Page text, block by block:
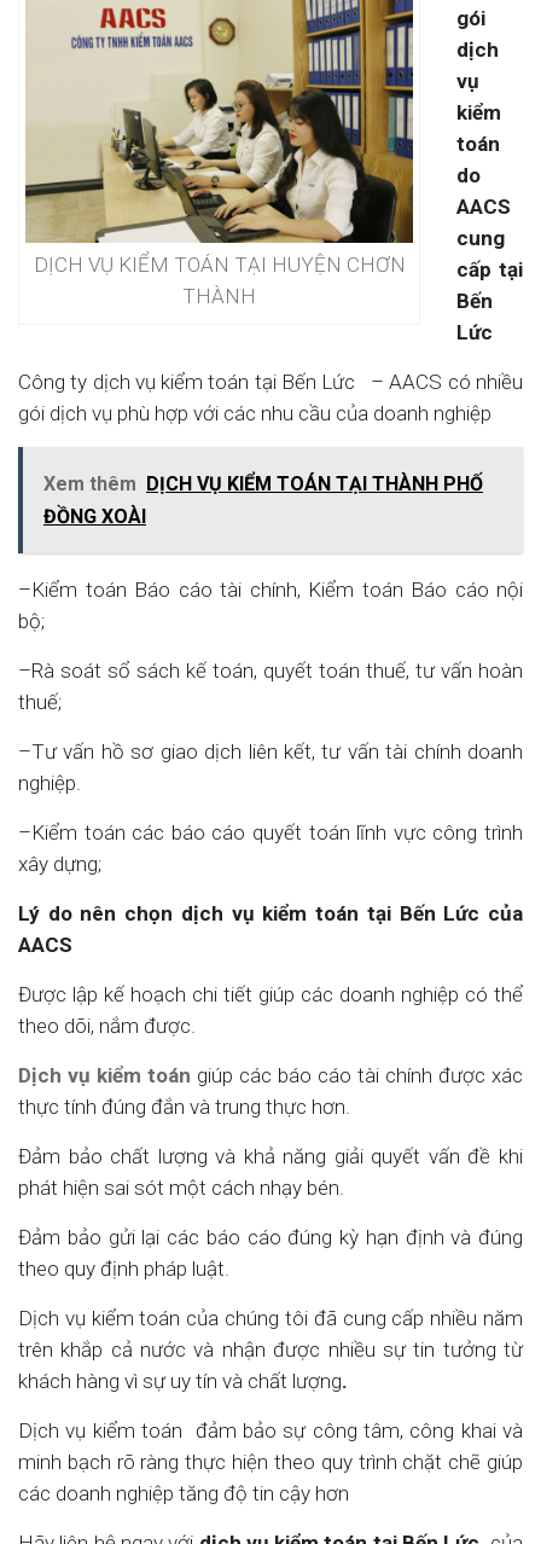
DỊCH VỤ KIỂM TOÁN TẠI HUYỆN CHƠN
THÀNH
gói
dịch
vụ
kiểm
toán
do
AACS
cung
cấp tại
Bến
Lức
Công ty dịch vụ kiểm toán tại Bến Lức – AACS có nhiều
gói dịch vụ phù hợp với các nhu cầu của doanh nghiệp
Xem thêm DỊCH VỤ KIỂM TOÁN TẠI THÀNH PHỐ
ĐỒNG XOÀI
–Kiểm toán Báo cáo tài chính, Kiểm toán Báo cáo nội
bộ;
–Rà soát sổ sách kế toán, quyết toán thuế, tư vấn hoàn
thuế;
–Tư vấn hồ sơ giao dịch liên kết, tư vấn tài chính doanh
nghiệp.
–Kiểm toán các báo cáo quyết toán lĩnh vực công trình
xây dựng;
Lý do nên chọn dịch vụ kiểm toán tại Bến Lức của
AACS
Được lập kế hoạch chi tiết giúp các doanh nghiệp có thể
theo dõi, nắm được.
Dịch vụ kiểm toán giúp các báo cáo tài chính được xác
thực tính đúng đắn và trung thực hơn.
Đảm bảo chất lượng và khả năng giải quyết vấn đề khi
phát hiện sai sót một cách nhạy bén.
Đảm bảo gửi lại các báo cáo đúng kỳ hạn định và đúng
theo quy định pháp luật.
Dịch vụ kiểm toán của chúng tôi đã cung cấp nhiều năm
trên khắp cả nước và nhận được nhiều sự tin tưởng từ
khách hàng vì sự uy tín và chất lượng.
Dịch vụ kiểm toán đảm bảo sự công tâm, công khai và
minh bạch rõ ràng thực hiện theo quy trình chặt chẽ giúp
các doanh nghiệp tăng độ tin cậy hơn